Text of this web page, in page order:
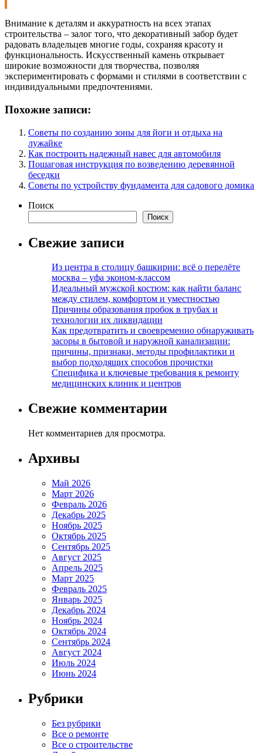
Внимание к деталям и аккуратность на всех этапах
строительства – залог того, что декоративный забор будет
радовать владельцев многие годы, сохраняя красоту и
функциональность. Искусственный камень открывает
широкие возможности для творчества, позволяя
экспериментировать с формами и стилями в соответствии с
индивидуальными предпочтениями.
Похожие записи:
Советы по созданию зоны для йоги и отдыха на
лужайке
Как построить надежный навес для автомобиля
Пошаговая инструкция по возведению деревянной
беседки
Советы по устройству фундамента для садового домика
Поиск
Поиск
Свежие записи
Из центра в столицу башкирии: всё о перелёте
москва – уфа эконом-классом
Идеальный мужской костюм: как найти баланс
между стилем, комфортом и уместностью
Причины образования пробок в трубах и
технологии их ликвидации
Как предотвратить и своевременно обнаруживать
засоры в бытовой и наружной канализации:
причины, признаки, методы профилактики и
выбор подходящих способов прочистки
Специфика и ключевые требования к ремонту
медицинских клиник и центров
Свежие комментарии
Нет комментариев для просмотра.
Архивы
Май 2026
Март 2026
Февраль 2026
Декабрь 2025
Ноябрь 2025
Октябрь 2025
Сентябрь 2025
Август 2025
Апрель 2025
Март 2025
Февраль 2025
Январь 2025
Декабрь 2024
Ноябрь 2024
Октябрь 2024
Сентябрь 2024
Август 2024
Июль 2024
Июнь 2024
Рубрики
Без рубрики
Все о ремонте
Все о строительстве